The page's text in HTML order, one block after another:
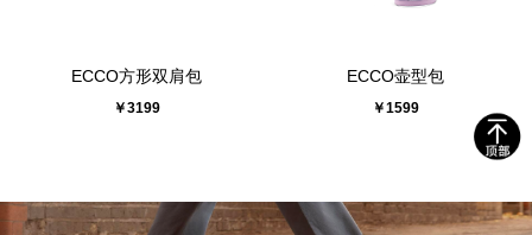
ECCO方形双肩包
￥3199
ECCO壶型包
￥1599